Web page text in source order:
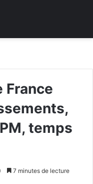
France
temps
7 minutes de lecture